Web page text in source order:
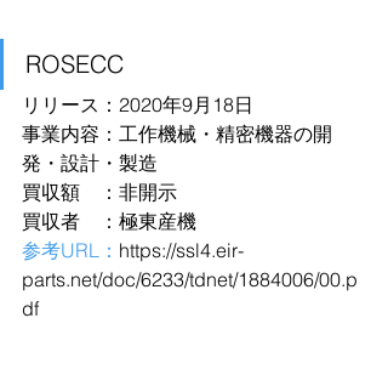
ROSECC
リリース：2020年9月18日
事業内容：工作機械・精密機器の開
発・設計・製造
買収額　：非開示
買収者　：極東産機
参考URL： https://ssl4.eir-
parts.net/doc/6233/tdnet/1884006/00.p
df